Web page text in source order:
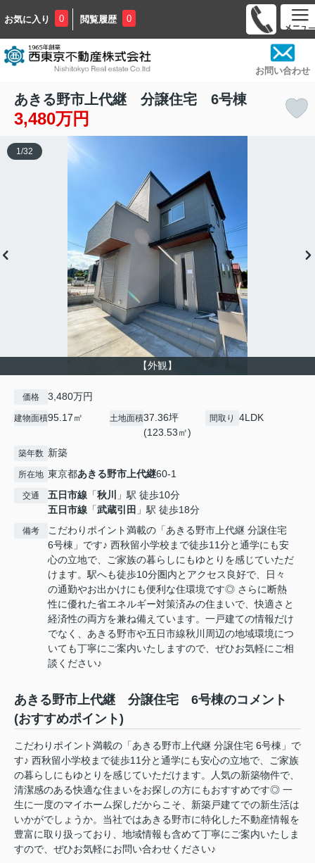
お気に入り 0 閲覧履歴 0
お問い合わせ
あきる野市上代継 分譲住宅 6号棟
3,480万円
【外観】
1 /32
価格 3,480万円
建物面積95.17㎡ 土地面積37.36坪
(123.53㎡)
間取り 4LDK
築年数 新築
所在地 東京都あきる野市上代継60-1
交通 五日市線 「秋川
」駅 徒歩10分
五日市線 「武蔵引田 」駅 徒歩18分
備考
こだわりポイント満載の「あきる野市上代継 分譲住宅
6号棟」です♪ 西秋留小学校まで徒歩11分と通学にも安
心の立地で、ご家族の暮らしにもゆとりを感じていただ
けます。駅へも徒歩10分圏内とアクセス良好で、日々
の通勤やお出かけにも便利な住環境です◎ さらに断熱
性に優れた省エネルギー対策済みの住まいで、快適さと
経済性の両方を兼ね備えています。一戸建ての情報だけ
でなく、あきる野市や五日市線秋川周辺の地域環境につ
いても丁寧にご案内いたしますので、ぜひお気軽にご相
談ください♪
あきる野市上代継 分譲住宅 6号棟のコメント
(おすすめポイント)
こだわりポイント満載の「あきる野市上代継 分譲住宅 6号棟」で
す♪ 西秋留小学校まで徒歩11分と通学にも安心の立地で、ご家族
の暮らしにもゆとりを感じていただけます。人気の新築物件で、
清潔感のある快適な住まいをお探しの方にもおすすめです◎ 一
生に一度のマイホーム探しだからこそ、新築戸建てでの新生活は
いかがでしょうか。当社ではあきる野市に特化した不動産情報を
豊富に取り扱っており、地域情報も含めて丁寧にご案内いたしま
すので、ぜひお気軽にお問い合わせください♪